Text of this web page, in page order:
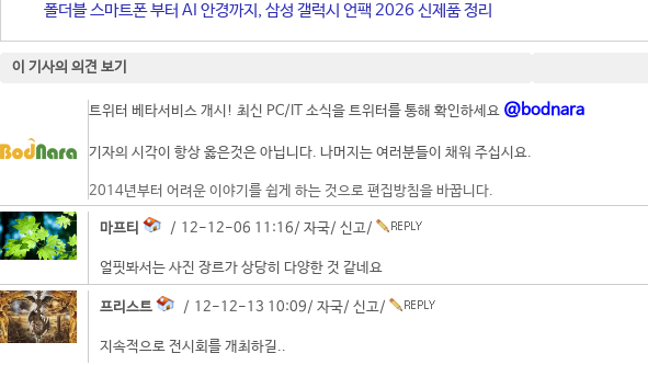
폴더블 스마트폰 부터 AI 안경까지, 삼성 갤럭시 언팩 2026 신제품 정리
이 기사의 의견 보기
트위터 베타서비스 개시! 최신 PC/IT 소식을 트위터를 통해 확인하세요 @bodnara
기자의 시각이 항상 옳은것은 아닙니다. 나머지는 여러분들이 채워 주십시요.
2014년부터 어려운 이야기를 쉽게 하는 것으로 편집방침을 바꿉니다.
마프티 / 12-12-06 11:16/ 자국/ 신고/
얼핏봐서는 사진 장르가 상당히 다양한 것 같네요
프리스트 / 12-12-13 10:09/ 자국/ 신고/
지속적으로 전시회를 개최하길..